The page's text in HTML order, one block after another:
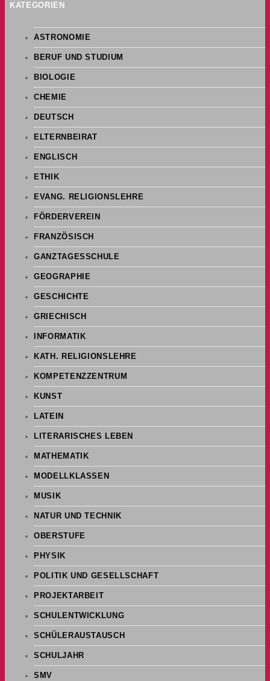
KATEGORIEN
ASTRONOMIE
BERUF UND STUDIUM
BIOLOGIE
CHEMIE
DEUTSCH
ELTERNBEIRAT
ENGLISCH
ETHIK
EVANG. RELIGIONSLEHRE
FÖRDERVEREIN
FRANZÖSISCH
GANZTAGESSCHULE
GEOGRAPHIE
GESCHICHTE
GRIECHISCH
INFORMATIK
KATH. RELIGIONSLEHRE
KOMPETENZZENTRUM
KUNST
LATEIN
LITERARISCHES LEBEN
MATHEMATIK
MODELLKLASSEN
MUSIK
NATUR UND TECHNIK
OBERSTUFE
PHYSIK
POLITIK UND GESELLSCHAFT
PROJEKTARBEIT
SCHULENTWICKLUNG
SCHÜLERAUSTAUSCH
SCHULJAHR
SMV